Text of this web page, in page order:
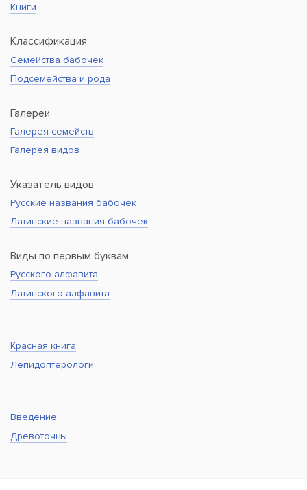
Книги
Классификация
Семейства бабочек
Подсемейства и рода
Галереи
Галерея семейств
Галерея видов
Указатель видов
Русские названия бабочек
Латинские названия бабочек
Виды по первым буквам
Русского алфавита
Латинского алфавита
Красная книга
Лепидоптерологи
Введение
Древоточцы